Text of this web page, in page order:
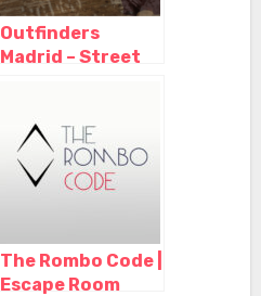
Outfinders
Madrid – Street
Madrid – Madrid
The Rombo Code |
Escape Room